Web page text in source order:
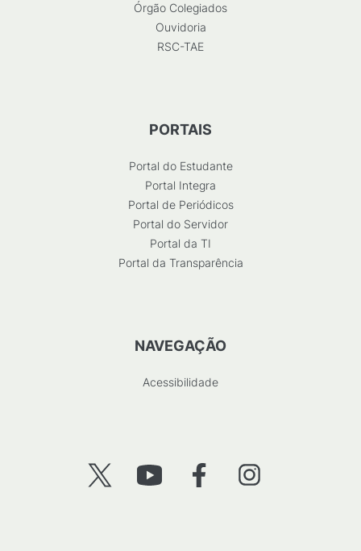
Órgão Colegiados
Ouvidoria
RSC-TAE
PORTAIS
Portal do Estudante
Portal Integra
Portal de Periódicos
Portal do Servidor
Portal da TI
Portal da Transparência
NAVEGAÇÃO
Acessibilidade